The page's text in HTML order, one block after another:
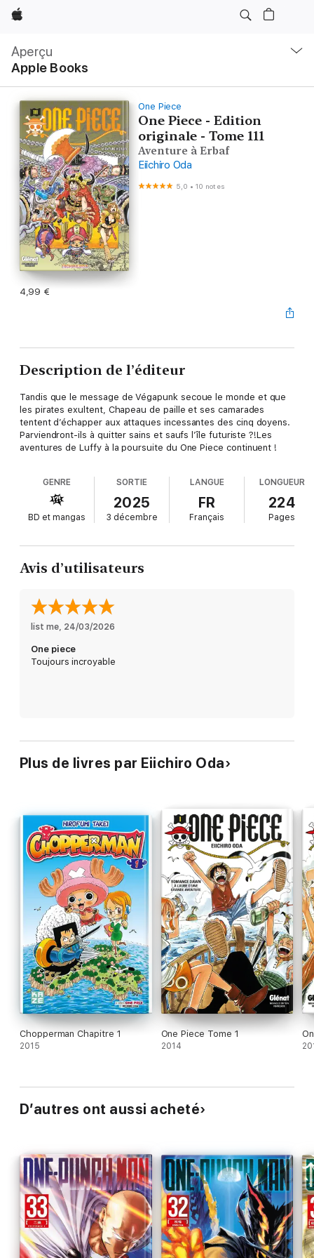
Apple
Aperçu
Apple Books
locale
Ouvrir
menu
One Piece
One Piece - Edition
originale - Tome 111
Aventure à Erbaf
Eiichiro Oda
5,0 •10 notes
4,99 €
Description de l’éditeur
Tandis que le message de Végapunk secoue le monde et que
les pirates exultent, Chapeau de paille et ses camarades
tentent d’échapper aux attaques incessantes des cinq doyens.
Parviendront-ils à quitter sains et saufs l’île futuriste ?!Les
aventures de Luffy à la poursuite du One Piece continuent !
GENRE
BD et mangas
SORTIE
2025
3 décembre
LANGUE
FR
Français
LONGUEUR
224
Pages
Avis d’utilisateurs
list me, 24/03/2026
One piece
Toujours incroyable
Plus de livres par Eiichiro Oda
Chopperman Chapitre 1
2015
One Piece Tome 1
2014
D’autres ont aussi acheté